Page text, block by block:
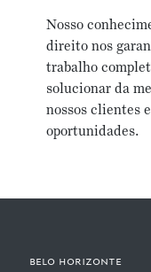
Nosso
direito nos
trabalho
solucionar da
nossos clientes
oportunidades.
belo horizonte